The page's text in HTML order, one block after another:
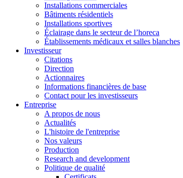
Installations commerciales
Bâtiments résidentiels
Installations sportives
Éclairage dans le secteur de l’horeca
Établissements médicaux et salles blanches
Investisseur
Citations
Direction
Actionnaires
Informations financières de base
Contact pour les investisseurs
Entreprise
A propos de nous
Actualités
L'histoire de l'entreprise
Nos valeurs
Production
Research and development
Politique de qualité